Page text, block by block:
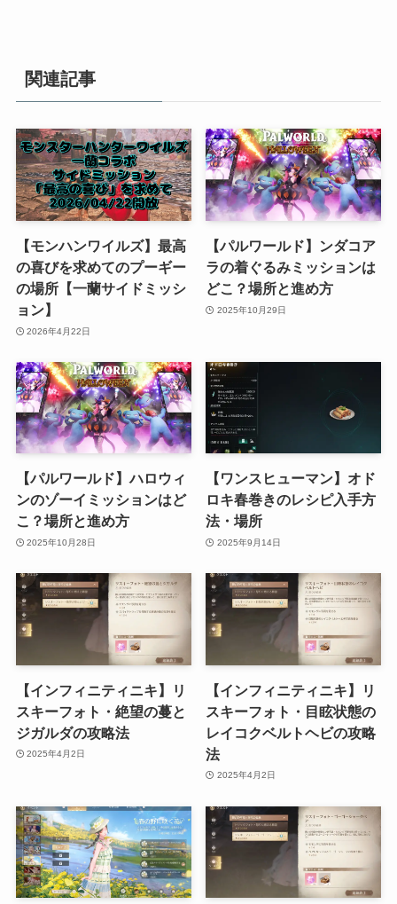
関連記事
【モンハンワイルズ】最高
の喜びを求めてのプーギー
の場所【一蘭サイドミッシ
ョン】
2026年4月22日
【パルワールド】ンダコア
ラの着ぐるみミッションは
どこ？場所と進め方
2025年10月29日
【パルワールド】ハロウィ
ンのゾーイミッションはど
こ？場所と進め方
2025年10月28日
【ワンスヒューマン】オド
ロキ春巻きのレシピ入手方
法・場所
2025年9月14日
【インフィニティニキ】リ
スキーフォト・絶望の蔓と
ジガルダの攻略法
2025年4月2日
【インフィニティニキ】リ
スキーフォト・目眩状態の
レイコクベルトヘビの攻略
法
2025年4月2日